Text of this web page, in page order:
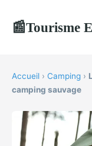
📰Tourisme
Accueil › Camping ›
camping sauvage